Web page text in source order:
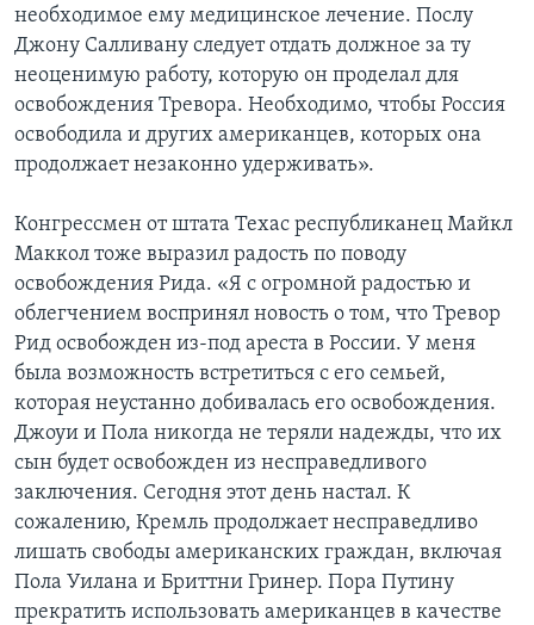
необходимое ему медицинское лечение. Послу
Джону Салливану следует отдать должное за ту
неоценимую работу, которую он проделал для
освобождения Тревора. Необходимо, чтобы Россия
освободила и других американцев, которых она
продолжает незаконно удерживать».
Конгрессмен от штата Техас республиканец Майкл
Маккол тоже выразил радость по поводу
освобождения Рида. «Я с огромной радостью и
облегчением воспринял новость о том, что Тревор
Рид освобожден из-под ареста в России. У меня
была возможность встретиться с его семьей,
которая неустанно добивалась его освобождения.
Джоуи и Пола никогда не теряли надежды, что их
сын будет освобожден из несправедливого
заключения. Сегодня этот день настал. К
сожалению, Кремль продолжает несправедливо
лишать свободы американских граждан, включая
Пола Уилана и Бриттни Гринер. Пора Путину
прекратить использовать американцев в качестве